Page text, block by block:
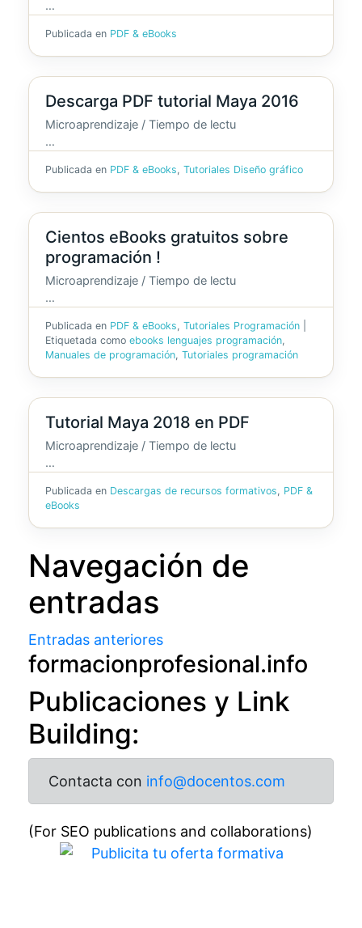
…
Publicada en PDF & eBooks
Descarga PDF tutorial Maya 2016
Microaprendizaje / Tiempo de lectu
…
Publicada en PDF & eBooks, Tutoriales Diseño gráfico
Cientos eBooks gratuitos sobre
programación !
Microaprendizaje / Tiempo de lectu
…
Publicada en PDF & eBooks, Tutoriales Programación
Etiquetada como ebooks lenguajes programación,
Manuales de programación, Tutoriales programación
Tutorial Maya 2018 en PDF
Microaprendizaje / Tiempo de lectu
…
Publicada en Descargas de recursos formativos, PDF &
eBooks
Navegación de
entradas
Entradas anteriores
formacionprofesional.info
Publicaciones y Link
Building:
Contacta con info@docentos.com
(For SEO publications and collaborations)